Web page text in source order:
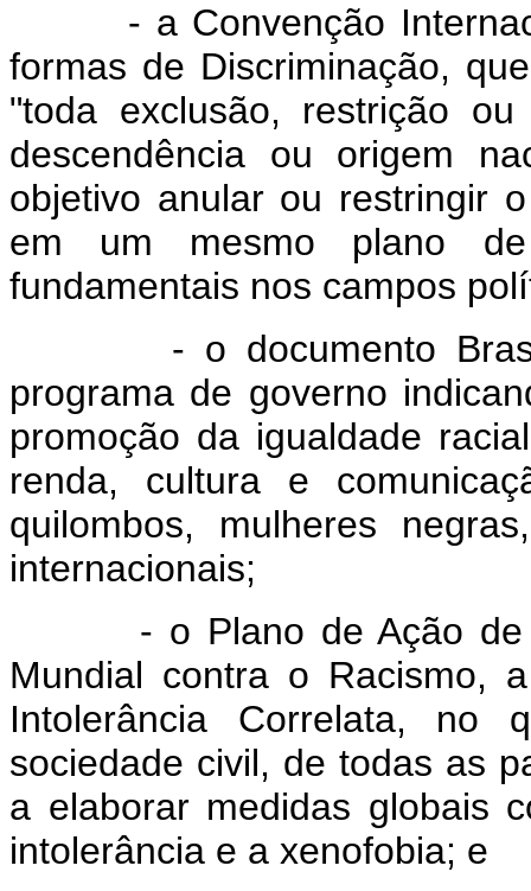
- a Convenção
formas de Discriminação,
"toda exclusão, restrição
descendência ou origem
objetivo anular ou restringir
em um mesmo plano
fundamentais nos campos
- o documento Brasil
programa de governo
promoção da igualdade
renda, cultura e
quilombos, mulheres
internacionais;
- o Plano de Ação de
Mundial contra o Racismo,
Intolerância Correlata, no
sociedade civil, de todas as
a elaborar medidas globais
intolerância e a xenofobia; e